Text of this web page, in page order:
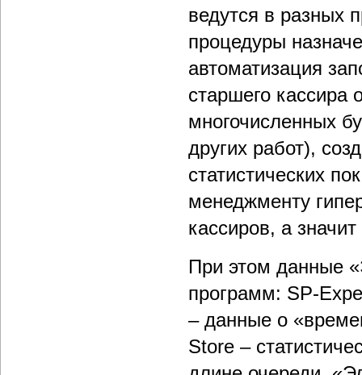
ведутся в разных
процедуры
автоматизация
старшего кассира
многочисленных
других работ),
статистических
менеджменту
кассиров, а
При этом данные
программ: SP-
– данные о
Store –